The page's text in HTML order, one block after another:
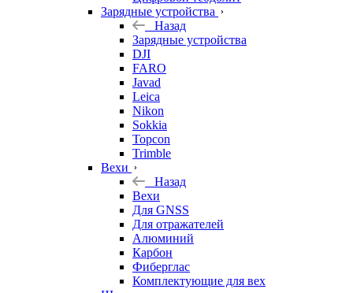
Зарядные устройства
Назад
Зарядные устройства
DJI
FARO
Javad
Leica
Nikon
Sokkia
Topcon
Trimble
Вехи
Назад
Вехи
Для GNSS
Для отражателей
Алюминий
Карбон
Фиберглас
Комплектующие для вех